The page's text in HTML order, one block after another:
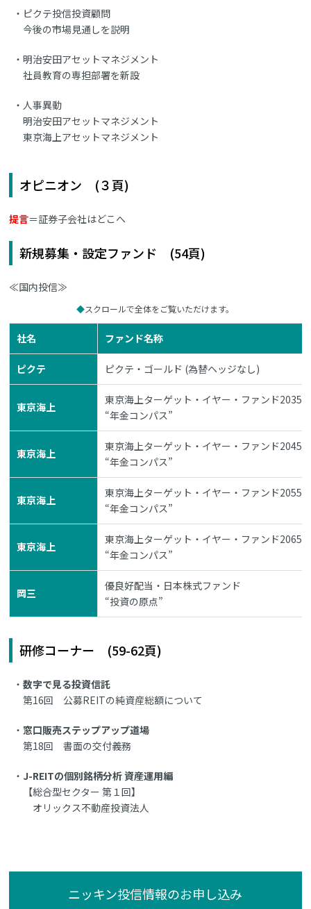
ピクテ投信投資顧問
今後の市場見通しを説明
明治安田アセットマネジメント
社員教育の専担部署を新設
人事異動
明治安田アセットマネジメント
東京海上アセットマネジメント
オピニオン (３頁)
提言＝証券子会社はどこへ
新規募集・設定ファンド (54頁)
≪国内投信≫
スクロールで全体をご覧いただけます。
社名 ファンド名称
ピクテ ピクテ・ゴールド (為替ヘッジなし)
東京海上
東京海上ターゲット・イヤー・ファンド2035
“年金コンパス”
東京海上
東京海上ターゲット・イヤー・ファンド2045
“年金コンパス”
東京海上
東京海上ターゲット・イヤー・ファンド2055
“年金コンパス”
東京海上
東京海上ターゲット・イヤー・ファンド2065
“年金コンパス”
岡三
優良好配当・日本株式ファンド
“投資の原点”
研修コーナー (59-62頁)
数字で見る投資信託
第16回 公募REITの純資産総額について
窓口販売ステップアップ道場
第18回 書面の交付義務
J-REITの個別銘柄分析 資産運用編
【総合型セクター 第１回】
オリックス不動産投資法人
ニッキン投信情報のお申し込み